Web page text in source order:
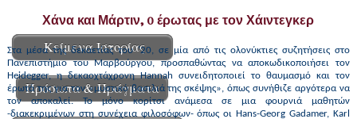
Κείμενα Ιστορίας
Πρόσωπα & Πράγματα
Χάνα και Μάρτιν, o έρωτας με τον Χάιντεγκερ
Στα μέσα της δεκαετίας του ’20, σε μία από τις ολονύκτιες συζητήσεις στο
Πανεπιστήμιο του Μαρβούργου, προσπαθώντας να αποκωδικοποιήσει τον
Heidegger, η δεκαοχτάχρονη Hannah συνειδητοποιεί το θαυμασμό και τον
έρωτά της για τον «μυστικό βασιλιά της σκέψης», όπως συνήθιζε αργότερα να
τον αποκαλεί. Το μόνο κορίτσι ανάμεσα σε μια φουρνιά μαθητών
-διακεκριμένων στη συνέχεια φιλοσόφων- όπως οι Hans-Georg Gadamer, Karl